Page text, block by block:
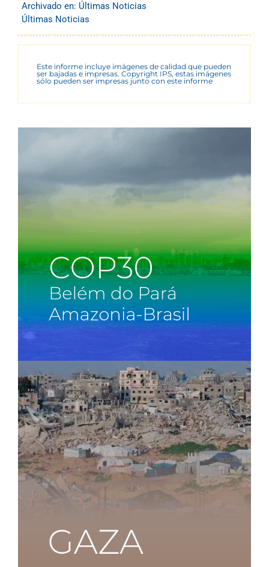
Archivado en: Últimas Noticias
Últimas Noticias
Este informe incluye imágenes de calidad que pueden
ser bajadas e impresas. Copyright IPS, estas imágenes
sólo pueden ser impresas junto con este informe